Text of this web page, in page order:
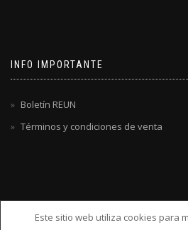
INFO IMPORTANTE
Boletín REUN
Términos y condiciones de venta
Este sitio web utiliza cookies para